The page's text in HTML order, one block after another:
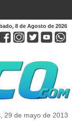
8 de Agosto de 2026
29 de mayo de 2013